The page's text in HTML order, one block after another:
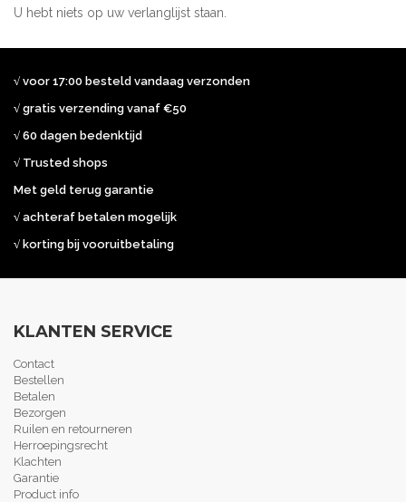
U hebt niets op uw verlanglijst staan.
√ voor 17:00 besteld vandaag verzonden
√ gratis verzending vanaf €50
√ 60 dagen bedenktijd
√ Trusted shops
Met geld terug garantie
√ achteraf betalen mogelijk
√ korting bij vooruitbetaling
KLANTEN SERVICE
Contact
Bestellen
Betalen
Bezorgen
Ruilen en retourneren
Herroepingsrecht
Klachten
Garantie
Product info